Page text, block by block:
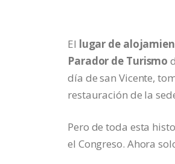
El lugar de
Parador de Turismo
día de san Vicente,
restauración de la
Pero de toda esta
el Congreso. Ahora